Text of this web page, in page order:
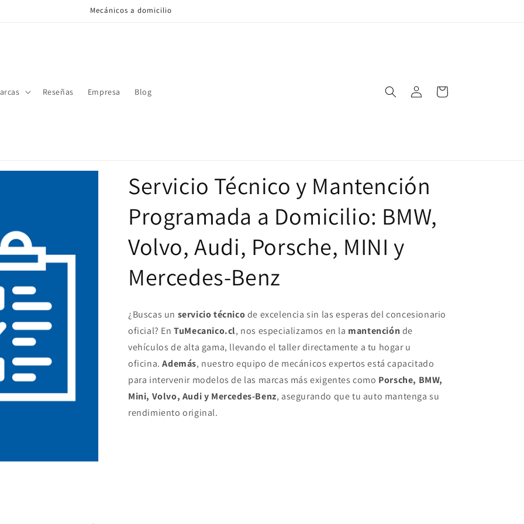
Mecánicos a domicilio
Reseñas Empresa Blog
sesión
Carrito
Servicio Técnico y Mantención
Programada a Domicilio: BMW,
Volvo, Audi, Porsche, MINI y
Mercedes-Benz
¿Buscas un servicio técnicode excelencia sin las esperas del concesionario
oficial? EnTuMecanico.cl, nos especializamos en la mantención de
vehículos de alta gama, llevando el taller directamente a tu hogar u
oficina.Además, nuestro equipo de mecánicos expertos está capacitado
para intervenir modelos de las marcas más exigentes como Porsche, BMW,
Mini, Volvo, Audi y Mercedes-Benz, asegurando que tu auto mantenga su
rendimiento original.